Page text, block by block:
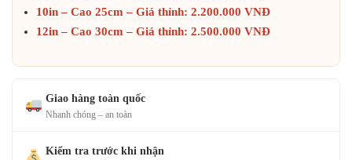
10in – Cao 25cm – Giá thỉnh: 2.200.000 VNĐ
12in – Cao 30cm – Giá thỉnh: 2.500.000 VNĐ
Giao hàng toàn quốc
Nhanh chóng – an toàn
Kiểm tra trước khi nhận